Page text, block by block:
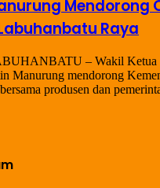
Mendorong
Raya
– Wakil
Manurung mendorong
produsen dan